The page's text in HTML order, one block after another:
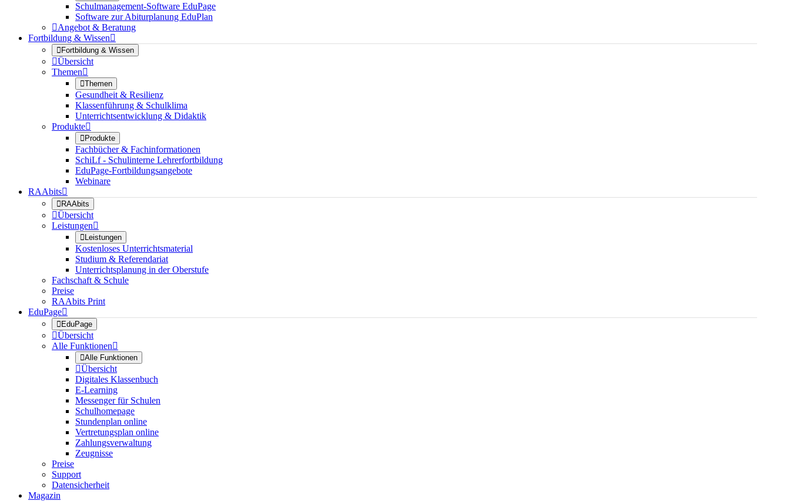
Schulmanagement-Software EduPage
Software zur Abiturplanung EduPlan
Angebot & Beratung
Fortbildung & Wissen
Fortbildung & Wissen
Übersicht
Themen
Themen
Gesundheit & Resilienz
Klassenführung & Schulklima
Unterrichtsentwicklung & Didaktik
Produkte
Produkte
Fachbücher & Fachinformationen
SchiLf - Schulinterne Lehrerfortbildung
EduPage-Fortbildungsangebote
Webinare
RAAbits
RAAbits
Übersicht
Leistungen
Leistungen
Kostenloses Unterrichtsmaterial
Studium & Referendariat
Unterrichtsplanung in der Oberstufe
Fachschaft & Schule
Preise
RAAbits Print
EduPage
EduPage
Übersicht
Alle Funktionen
Alle Funktionen
Übersicht
Digitales Klassenbuch
E-Learning
Messenger für Schulen
Schulhomepage
Stundenplan online
Vertretungsplan online
Zahlungsverwaltung
Zeugnisse
Preise
Support
Datensicherheit
Magazin